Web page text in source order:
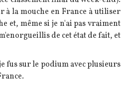
à la mouche en France à utiliser
et, même si je n'ai pas vraiment
de cet état de fait, et
fus sur le podium avec plusieurs